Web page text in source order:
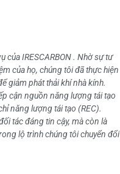
của IRESCARBON . Nhờ sự tư
của họ, chúng tôi đã thực hiện
giảm phát thải khí nhà kính.
cận nguồn năng lượng tái tạo
năng lượng tái tạo (REC).
tác đáng tin cậy, mà còn là
lộ trình chúng tôi chuyển đổi